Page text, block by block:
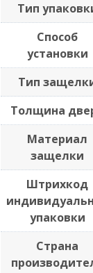
Тип
Способ
установки
Тип
Толщина
Материал
защелки
Штрихкод
упаковки
Страна